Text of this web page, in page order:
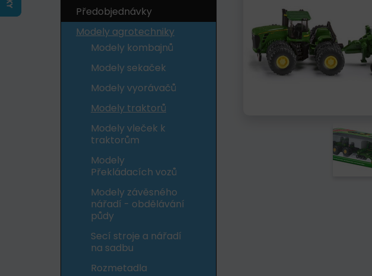
Předobjednávky
Modely agrotechniky
Modely kombajnů
Modely sekaček
Modely vyorávačů
Modely traktorů
Modely vleček k
traktorům
Modely
Překládacích vozů
Modely závěsného
nářadí - obdělávání
půdy
Secí stroje a nářadí
na sadbu
Rozmetadla